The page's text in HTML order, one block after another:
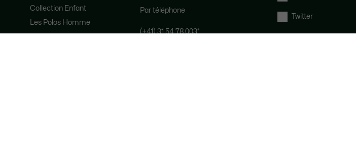
Collection Enfant
Les Polos Homme
Par téléphone
(+41) 31 54 78 003*
Twitter